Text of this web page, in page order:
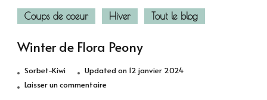
Coups de coeur Hiver Tout le blog
Winter de Flora Peony
Sorbet-Kiwi Updated on 12 janvier 2024
Laisser un commentairesur